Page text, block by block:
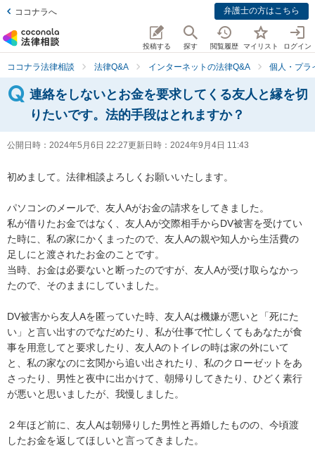
ココナラへ 弁護士の方はこちら
投稿する 探す 閲覧履歴 マイリスト ログイン
ココナラ法律相談 法律Q&A インターネットの法律Q&A 個人・プラ
連絡をしないとお金を要求してくる友人と縁を切
りたいです。法的手段はとれますか？
公開日時： 2024年5月6日 22:27更新日時： 2024年9月4日 11:43
初めまして。法律相談よろしくお願いいたします。
パソコンのメールで、友人Aがお金の請求をしてきました。
私が借りたお金ではなく、友人Aが交際相手からDV被害を受けてい
た時に、私の家にかくまったので、友人Aの親や知人から生活費の
足しにと渡されたお金のことです。
当時、お金は必要ないと断ったのですが、友人Aが受け取らなかっ
たので、そのままにしていました。
DV被害から友人Aを匿っていた時、友人Aは機嫌が悪いと「死にた
い」と言い出すのでなだめたり、私が仕事で忙しくてもあなたが食
事を用意してと要求したり、友人Aのトイレの時は家の外にいて
と、私の家なのに玄関から追い出されたり、私のクローゼットをあ
さったり、男性と夜中に出かけて、朝帰りしてきたり、ひどく素行
が悪いと思いましたが、我慢しました。
２年ほど前に、友人Aは朝帰りした男性と再婚したものの、今頃渡
したお金を返してほしいと言ってきました。